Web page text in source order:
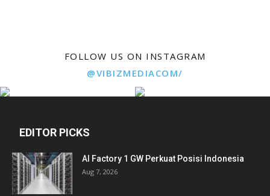
FOLLOW US ON INSTAGRAM
@VIBIZMEDIACOM/
EDITOR PICKS
AI Factory 1 GW Perkuat Posisi Indonesia
Aug 7, 2026